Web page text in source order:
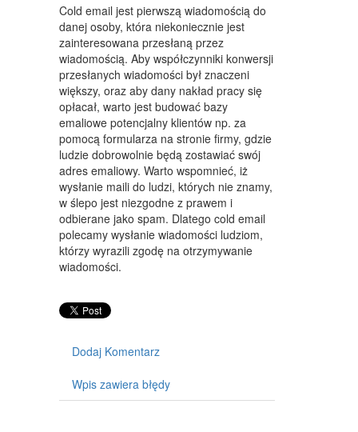
BIŻUTERIA
DLA DZIECI
MEBLE
WYPOSAŻENIE WNĘTRZ
WYPOSAŻENIE ŁAZIENKI
ODZIEŻ
SPORT
ELEKTRONIKA, RTV, AGD
ART. SPOŻYWCZE
MATERIAŁY EKSPLOATACYJNE
Cold email jest pierwszą wiadomością do
danej osoby, która niekoniecznie jest
zainteresowana przesłaną przez
wiadomością. Aby współczynniki konwersji
przesłanych wiadomości był znaczeni
większy, oraz aby dany nakład pracy się
opłacał, warto jest budować bazy
emaliowe potencjalny klientów np. za
pomocą formularza na stronie firmy, gdzie
ludzie dobrowolnie będą zostawiać swój
adres emaliowy. Warto wspomnieć, iż
wysłanie maili do ludzi, których nie znamy,
w ślepo jest niezgodne z prawem i
odbierane jako spam. Dlatego cold email
polecamy wysłanie wiadomości ludziom,
którzy wyrazili zgodę na otrzymywanie
wiadomości.
Dodaj Komentarz
Wpis zawiera błędy